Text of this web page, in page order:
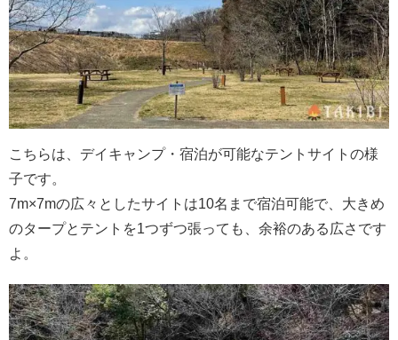
こちらは、デイキャンプ・宿泊が可能なテントサイトの様
子です。
7m×7mの広々としたサイトは10名まで宿泊可能で、大きめ
のタープとテントを1つずつ張っても、余裕のある広さです
よ。